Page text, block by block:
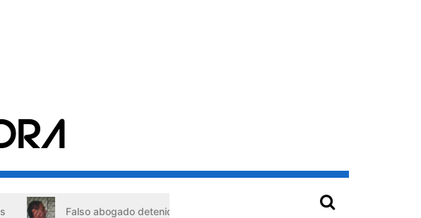
Falso abogado detenido en Barquisimeto: habría usado durante 13 años la matrícula